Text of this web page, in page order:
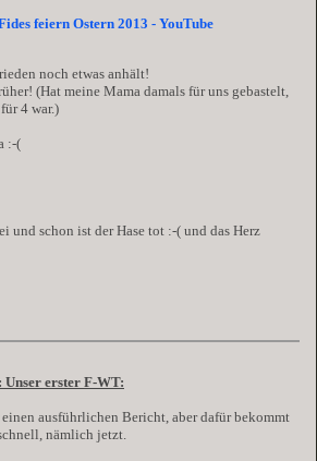
feiern Ostern 2013 - YouTube
noch etwas anhält!
(Hat meine Mama damals für uns gebastelt,
4 war.)
:-(
und schon ist der Hase tot :-( und das Herz
Unser erster F-WT:
ausführlichen Bericht, aber dafür bekommt
nämlich jetzt.